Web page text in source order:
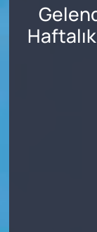
Süper Lig
Son